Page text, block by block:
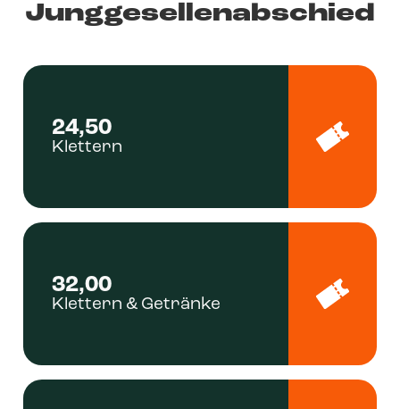
Junggesellenabschied
24,50
Klettern
32,00
Klettern & Getränke